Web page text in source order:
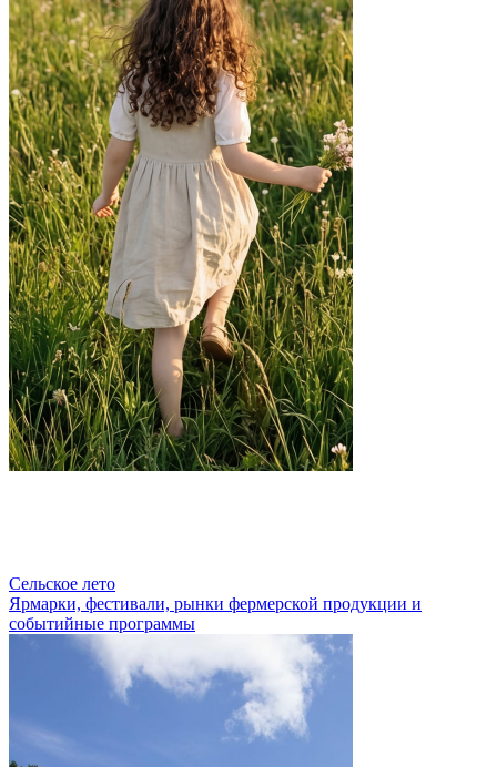
Сельское лето
Ярмарки, фестивали, рынки фермерской продукции и
событийные программы